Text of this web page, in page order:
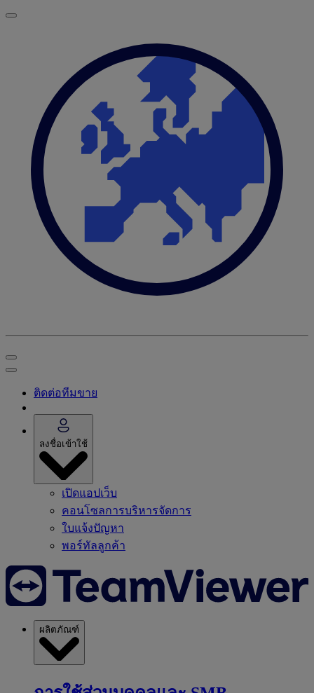
ติดต่อทีมขาย
ลงชื่อเข้าใช้
เปิดแอปเว็บ
คอนโซลการบริหารจัดการ
ใบแจ้งปัญหา
พอร์ทัลลูกค้า
ผลิตภัณฑ์